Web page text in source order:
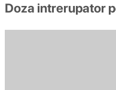
Doza intrerupator